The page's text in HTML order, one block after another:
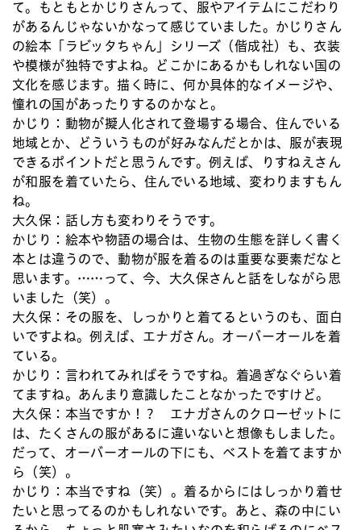
て。もともとかじりさんって、服やアイテムにこだわり
があるんじゃないかなって感じていました。かじりさん
の絵本「ラビッタちゃん」シリーズ（偕成社）も、衣装
や模様が独特ですよね。どこかにあるかもしれない国の
文化を感じます。描く時に、何か具体的なイメージや、
憧れの国があったりするのかなと。
かじり： 動物が擬人化されて登場する場合、住んでいる
地域とか、どういうものが好みなんだとかは、服が表現
できるポイントだと思うんです。例えば、りすねえさん
が和服を着ていたら、住んでいる地域、変わりますもん
ね。
大久保： 話し方も変わりそうです。
かじり： 絵本や物語の場合は、生物の生態を詳しく書く
本とは違うので、動物が服を着るのは重要な要素だなと
思います。……って、今、大久保さんと話をしながら思
いました（笑）。
大久保： その服を、しっかりと着てるというのも、面白
いですよね。例えば、エナガさん。オーバーオールを着
ている。
かじり： 言われてみればそうですね。着過ぎなぐらい着
てますね。あんまり意識したことなかったですけど。
大久保： 本当ですか！？ エナガさんのクローゼットに
は、たくさんの服があるに違いないと想像もしました。
だって、オーバーオールの下にも、ベストを着てますか
ら（笑）。
かじり： 本当ですね（笑）。着るからにはしっかり着せ
たいと思ってるのかもしれないです。あと、森の中にい